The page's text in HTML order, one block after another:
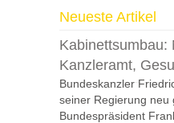
Neueste Artikel
Kabinettsumbau:
Kanzleramt,
Bundeskanzler
seiner Regierung neu
Bundespräsident